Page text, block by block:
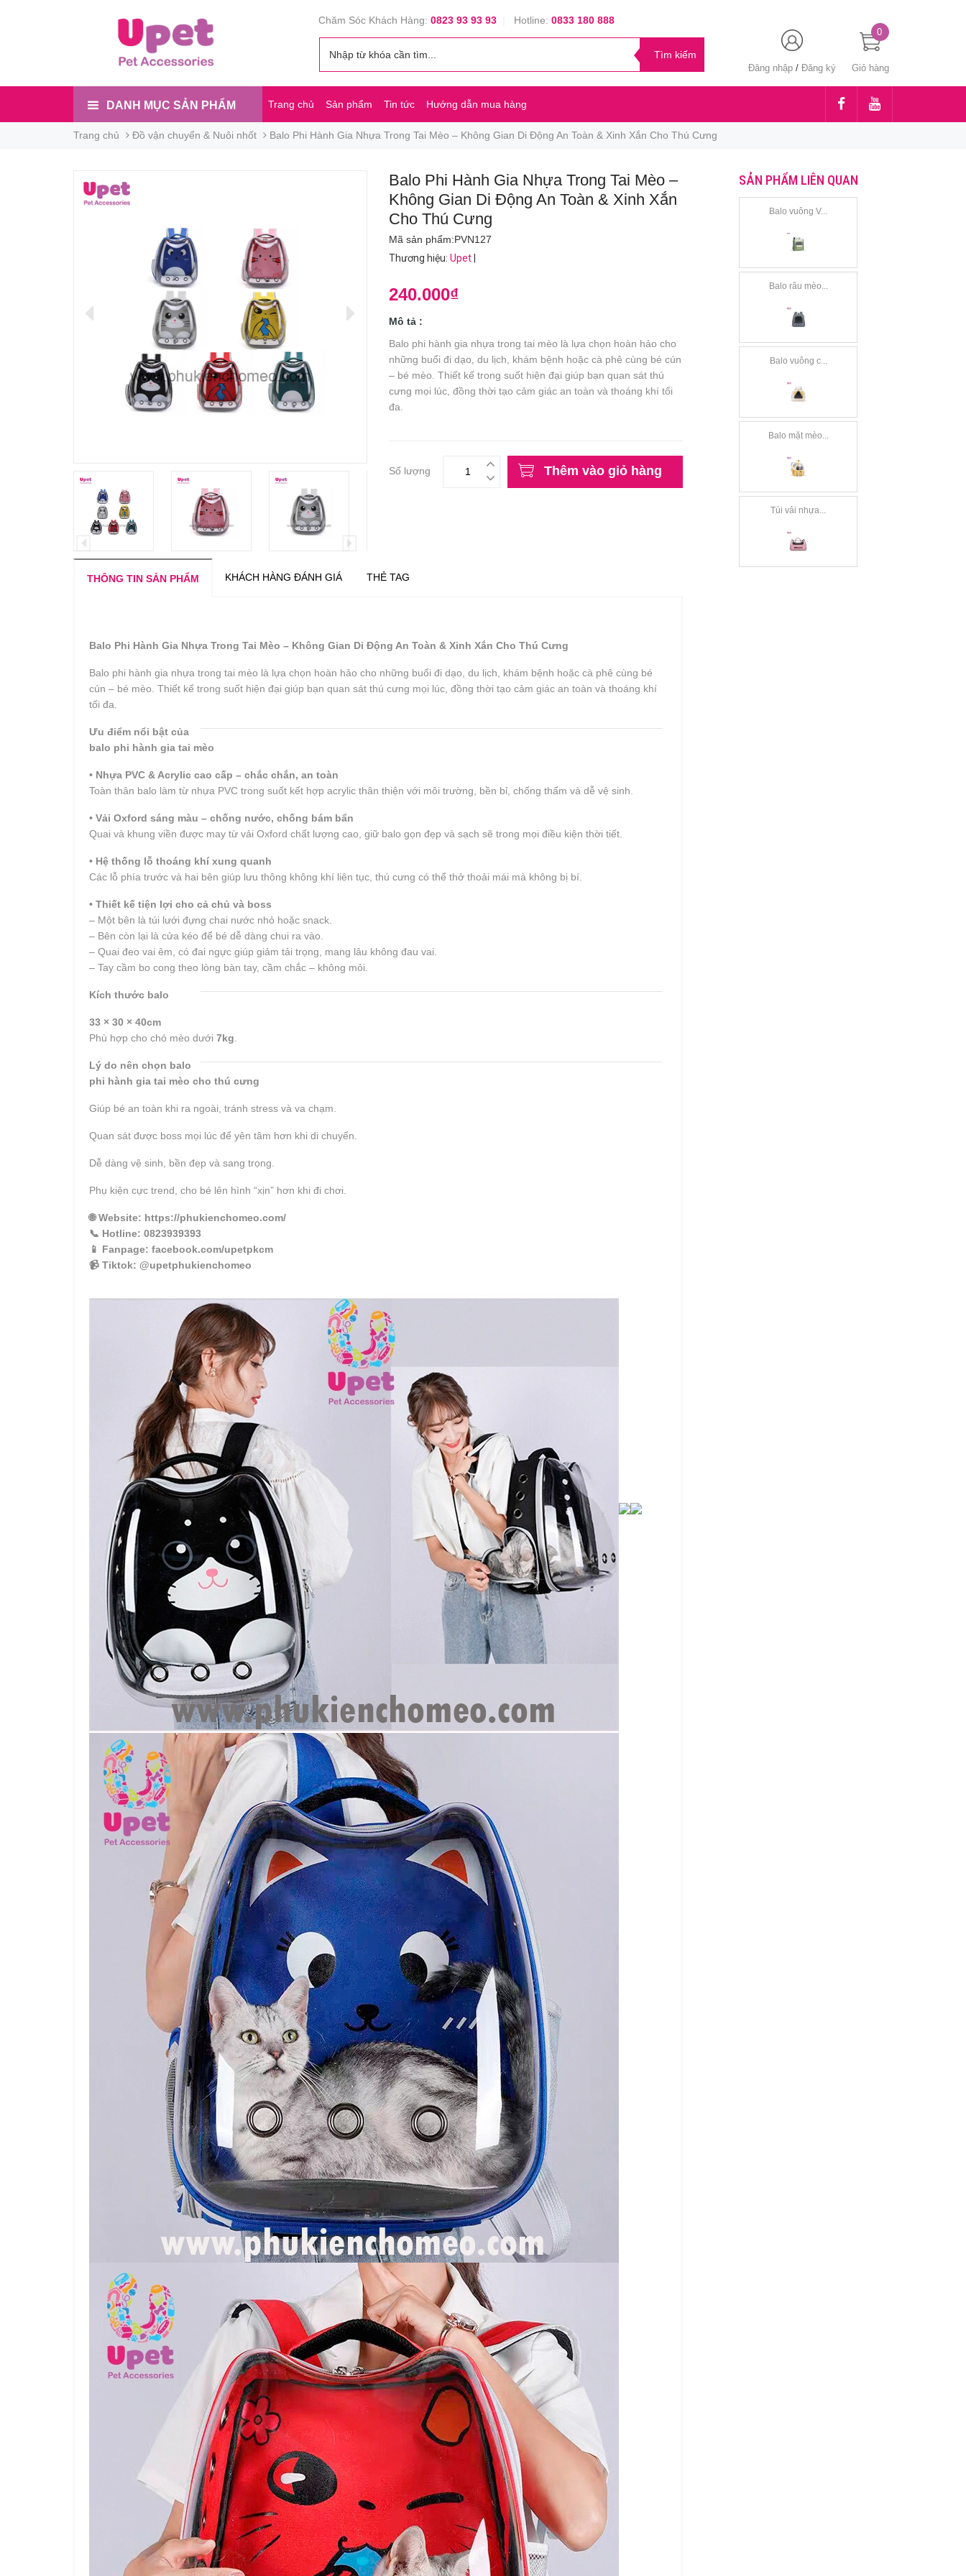
Chăm Sóc Khách Hàng: 0823 93 93 93| Hotline: 0833 180 888
Đăng nhập / Đăng ký Giỏ hàng
0
DANH MỤC SẢN PHẨM Trang chủ Sản phẩm Tin tức Hướng dẫn mua hàng
Trang chủ Đồ vận chuyển & Nuôi nhốt Balo Phi Hành Gia Nhựa Trong Tai Mèo – Không Gian Di Động An Toàn & Xinh Xắn Cho Thú Cưng
Balo Phi Hành Gia Nhựa Trong Tai Mèo –
Không Gian Di Động An Toàn & Xinh Xắn
Cho Thú Cưng
Mã sản phẩm:PVN127
Thương hiệu: Upet
240.000₫
Mô tả :
Balo phi hành gia nhựa trong tai mèo là lựa chọn hoàn hảo cho
những buổi đi dạo, du lịch, khám bệnh hoặc cà phê cùng bé cún
– bé mèo. Thiết kế trong suốt hiện đại giúp bạn quan sát thú
cưng mọi lúc, đồng thời tạo cảm giác an toàn và thoáng khí tối
đa.
Số lượng Thêm vào giỏ hàng
THÔNG TIN SẢN PHẨM KHÁCH HÀNG ĐÁNH GIÁ THẺ TAG
Balo Phi Hành Gia Nhựa Trong Tai Mèo – Không Gian Di Động An Toàn & Xinh Xắn Cho Thú Cưng
Balo phi hành gia nhựa trong tai mèo là lựa chọn hoàn hảo cho những buổi đi dạo, du lịch, khám bệnh hoặc cà phê cùng bé
cún – bé mèo. Thiết kế trong suốt hiện đại giúp bạn quan sát thú cưng mọi lúc, đồng thời tạo cảm giác an toàn và thoáng khí
tối đa.
Ưu điểm nổi bật của
balo phi hành gia tai mèo
• Nhựa PVC & Acrylic cao cấp – chắc chắn, an toàn
Toàn thân balo làm từ nhựa PVC trong suốt kết hợp acrylic thân thiện với môi trường, bền bỉ, chống thấm và dễ vệ sinh.
• Vải Oxford sáng màu – chống nước, chống bám bẩn
Quai và khung viền được may từ vải Oxford chất lượng cao, giữ balo gọn đẹp và sạch sẽ trong mọi điều kiện thời tiết.
• Hệ thống lỗ thoáng khí xung quanh
Các lỗ phía trước và hai bên giúp lưu thông không khí liên tục, thú cưng có thể thở thoải mái mà không bị bí.
• Thiết kế tiện lợi cho cả chủ và boss
– Một bên là túi lưới đựng chai nước nhỏ hoặc snack.
– Bên còn lại là cửa kéo để bé dễ dàng chui ra vào.
– Quai đeo vai êm, có đai ngực giúp giảm tải trọng, mang lâu không đau vai.
– Tay cầm bo cong theo lòng bàn tay, cầm chắc – không mỏi.
Kích thước balo
33 × 30 × 40cm
Phù hợp cho chó mèo dưới 7kg
Lý do nên chọn balo
phi hành gia tai mèo cho thú cưng
Giúp bé an toàn khi ra ngoài, tránh stress và va chạm.
Quan sát được boss mọi lúc để yên tâm hơn khi di chuyển.
Dễ dàng vệ sinh, bền đẹp và sang trọng.
Phụ kiện cực trend, cho bé lên hình “xịn” hơn khi đi chơi.
🌐Website: https://phukienchomeo.com/
📞 Hotline: 0823939393
📱 Fanpage: facebook.com/upetpkcm
📹 Tiktok: @upetphukienchomeo
SẢN PHẨM LIÊN QUAN
Balo vuông V...
Balo râu mèo...
Balo vuông c...
Balo mặt mèo...
Túi vải nhựa...